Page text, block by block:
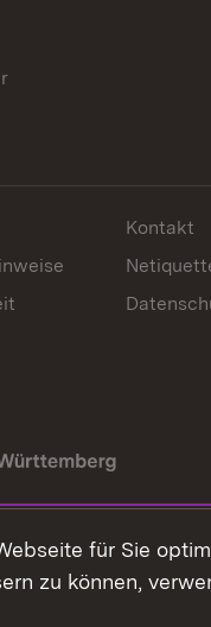
Kontakt
für Sie
zu können,